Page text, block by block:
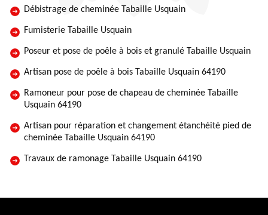
Débistrage de cheminée Tabaille Usquain
Fumisterie Tabaille Usquain
Poseur et pose de poêle à bois et granulé Tabaille Usquain
Artisan pose de poêle à bois Tabaille Usquain 64190
Ramoneur pour pose de chapeau de cheminée Tabaille
Usquain 64190
Artisan pour réparation et changement étanchéité pied de
cheminée Tabaille Usquain 64190
Travaux de ramonage Tabaille Usquain 64190